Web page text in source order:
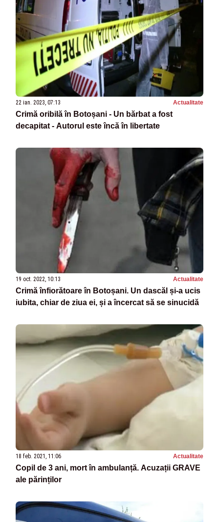
22 ian. 2023, 07:13 Actualitate
Crimă oribilă în Botoșani - Un bărbat a fost
decapitat - Autorul este încă în libertate
19 oct. 2022, 10:13 Actualitate
Crimă înfiorătoare în Botoșani. Un dascăl și-a ucis
iubita, chiar de ziua ei, și a încercat să se sinucidă
18 feb. 2021, 11:06 Actualitate
Copil de 3 ani, mort în ambulanță. Acuzații GRAVE
ale părinților